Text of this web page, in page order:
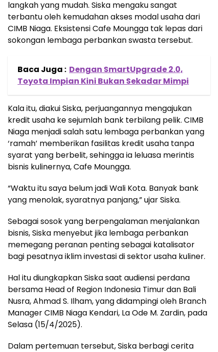
langkah yang mudah. Siska mengaku sangat
terbantu oleh kemudahan akses modal usaha dari
CIMB Niaga. Eksistensi Cafe Moungga tak lepas dari
sokongan lembaga perbankan swasta tersebut.
Baca Juga : Dengan SmartUpgrade 2.0,
Toyota Impian Kini Bukan Sekadar Mimpi
Kala itu, diakui Siska, perjuangannya mengajukan
kredit usaha ke sejumlah bank terbilang pelik. CIMB
Niaga menjadi salah satu lembaga perbankan yang
‘ramah’ memberikan fasilitas kredit usaha tanpa
syarat yang berbelit, sehingga ia leluasa merintis
bisnis kulinernya, Cafe Moungga.
“Waktu itu saya belum jadi Wali Kota. Banyak bank
yang menolak, syaratnya panjang,” ujar Siska.
Sebagai sosok yang berpengalaman menjalankan
bisnis, Siska menyebut jika lembaga perbankan
memegang peranan penting sebagai katalisator
bagi pesatnya iklim investasi di sektor usaha kuliner.
Hal itu diungkapkan Siska saat audiensi perdana
bersama Head of Region Indonesia Timur dan Bali
Nusra, Ahmad S. Ilham, yang didampingi oleh Branch
Manager CIMB Niaga Kendari, La Ode M. Zardin, pada
Selasa (15/4/2025).
Dalam pertemuan tersebut, Siska berbagi cerita